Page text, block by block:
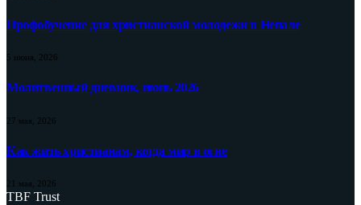
Профобучение для христианской молодежи в Непале
5 июня, 2026
Молитвенный дневник, июнь 2026
27 мая, 2026
Как жить христианам, когда мир в огне
21 мая, 2026
TBF Trust